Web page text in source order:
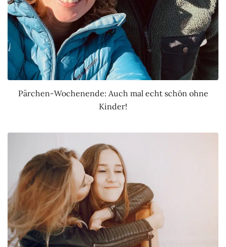
Pärchen-Wochenende: Auch mal echt schön ohne
Kinder!